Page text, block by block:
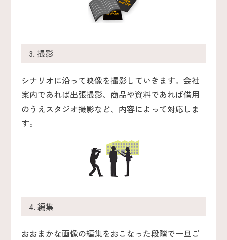
3. 撮影
シナリオに沿って映像を撮影していきます。会社
案内であれば出張撮影、商品や資料であれば借用
のうえスタジオ撮影など、内容によって対応しま
す。
4. 編集
おおまかな画像の編集をおこなった段階で一旦ご